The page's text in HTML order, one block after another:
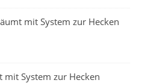
mit System zur Hecken
mit System zur Hecken